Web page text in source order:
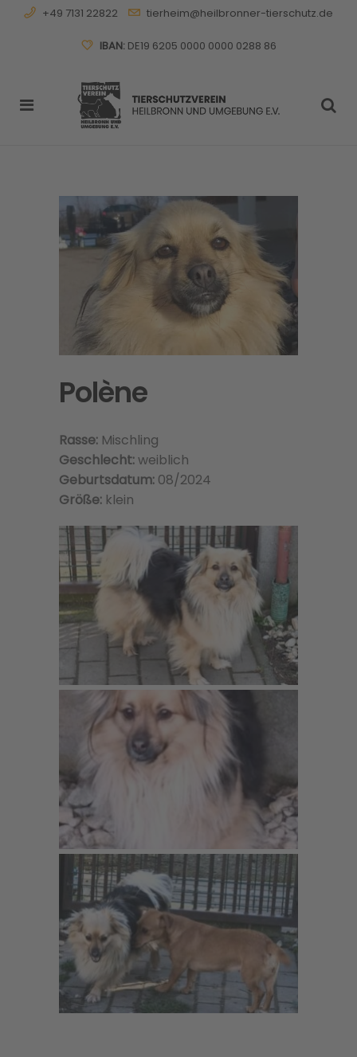
+49 7131 22822 tierheim@heilbronner-tierschutz.de
IBAN:DE19 6205 0000 0000 0288 86
Polène
Rasse: Mischling
Geschlecht:weiblich
Geburtsdatum: 08/2024
Größe: klein